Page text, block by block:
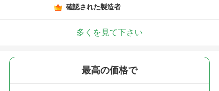
確認された製造者
多くを見て下さい
最高の価格で